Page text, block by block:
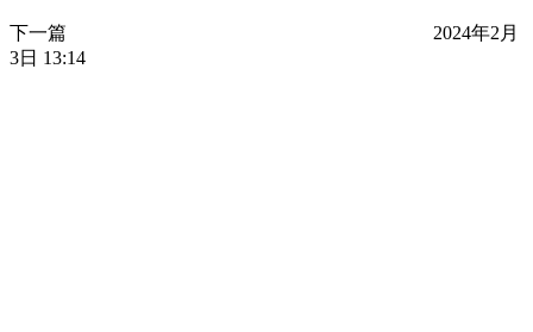
下一篇
2024年2月
3日 13:14